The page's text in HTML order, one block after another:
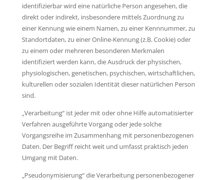
identifizierbar wird eine natürliche Person angesehen, die
direkt oder indirekt, insbesondere mittels Zuordnung zu
einer Kennung wie einem Namen, zu einer Kennnummer, zu
Standortdaten, zu einer Online-Kennung (z.B. Cookie) oder
zu einem oder mehreren besonderen Merkmalen
identifiziert werden kann, die Ausdruck der physischen,
physiologischen, genetischen, psychischen, wirtschaftlichen,
kulturellen oder sozialen Identität dieser natürlichen Person
sind.
„Verarbeitung“ ist jeder mit oder ohne Hilfe automatisierter
Verfahren ausgeführte Vorgang oder jede solche
Vorgangsreihe im Zusammenhang mit personenbezogenen
Daten. Der Begriff reicht weit und umfasst praktisch jeden
Umgang mit Daten.
„Pseudonymisierung“ die Verarbeitung personenbezogener